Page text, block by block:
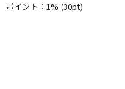
ポイント：1% (30pt)